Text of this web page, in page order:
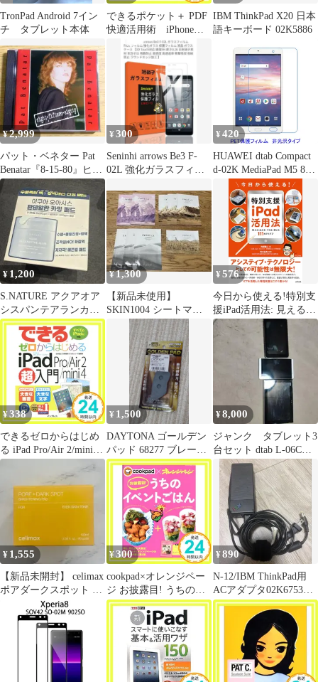
TronPad Android 7イン
チ タブレット本体
できるポケット＋ PDF
快適活用術 iPhone＆
iPad＆スキャナーで資
料や電子書籍を活用す
るテクニック (できる
ポケット+) Kei_1、 石
塚裕昭; できるシリーズ
IBM ThinkPad X20 日本
語キーボード 02K5886
¥2,999
パット・ベネター Pat
Benatar『8-15-80』ヒッ
ト曲網羅のライヴ盤
¥300
Seninhi arrows Be3 F-
02L 強化ガラスフィル
¥ 420
HUAWEI dtab Compact
d-02K MediaPad M5 8イ
ンチ 【PET素材】 液晶
保護フィルム 非光沢 指
紋防止 F858
¥ 1,200
S.NATURE アクアオア
シスパンテアランカー
ミングパッド 60枚 新品
¥1,300
【新品未使用】
SKIN1004 シートマス
ク８枚＋パッド２枚
セット売り
¥576
今日から使える!特別支
援iPad活用法: 見える・
わかる・できる・使え
る111のアイデア
¥338
できるゼロからはじめ
る iPad Pro/Air 2/mini 4
超入門 (できるシリー
ズ) [Dec 18， 2015] 法
林 岳之? 白根 雅彦; で
きるシリーズ編集部_02
¥ 1,500
DAYTONA ゴールデン
パッド 68277 ブレーキ
パッド
¥8,000
ジャンク タブレット3
台セット dtab L-06C、
d-02H.p-08D
¥ 1,555
【新品未開封】 celimax
ポアダークスポット ブ
ライトニングパッド 40
¥300
cookpad×オレンジペー
ジ お披露目! うちのイ
ベントごはん (オレン
ジページブックス) [ム
ック]_02
¥890
N-12/IBM ThinkPad用
ACアダプタ02K6753
16V/4.5A